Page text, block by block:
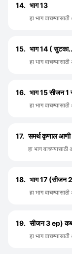
14. भाग 13
हा भाग
15. भाग 14 (
हा भाग
16. भाग 15 सीजन 1
हा भाग
17. समर्थ कृणाल
हा भाग
18. भाग 17 (सीजन
हा भाग
19. सीजन 3 ep)
हा भाग